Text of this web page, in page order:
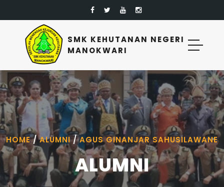
SMK KEHUTANAN NEGERI
MANOKWARI
HOME/ALUMNI/AGUS GINANJAR SAHUSILAWANE
ALUMNI